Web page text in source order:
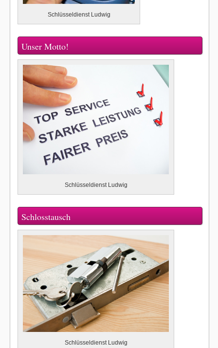
Schlüsseldienst Ludwig
Unser Motto!
Schlüsseldienst Ludwig
Schlosstausch
Schlüsseldienst Ludwig